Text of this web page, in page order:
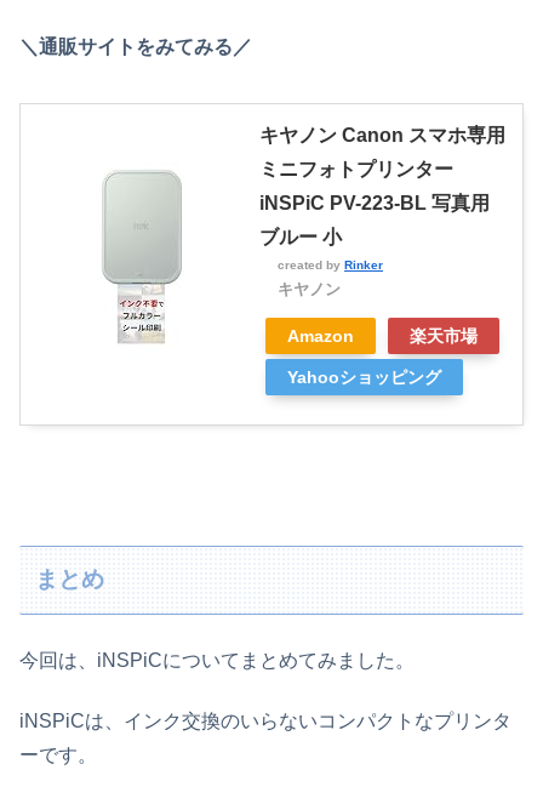
＼通販サイトをみてみる／
キヤノン Canon スマホ専用
ミニフォトプリンター
iNSPiC PV-223-BL 写真用
ブルー 小
created by Rinker
キヤノン
Amazon 楽天市場
Yahooショッピング
まとめ
今回は、 iNSPiCについてまとめてみました。
iNSPiCは、インク交換のいらないコンパクトなプリンタ
ーです。